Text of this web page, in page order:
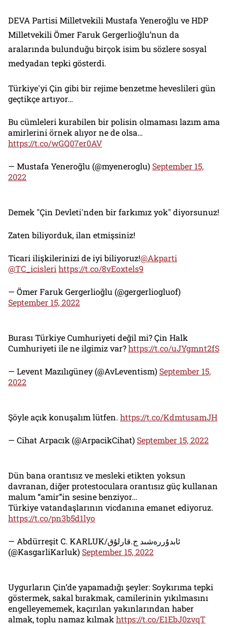
DEVA Partisi Milletvekili Mustafa Yeneroğlu ve HDP
Milletvekili Ömer Faruk Gergerlioğlu’nun da
aralarında bulunduğu birçok isim bu sözlere sosyal
medyadan tepki gösterdi.
Türkiye'yi Çin gibi bir rejime benzetme heveslileri gün
geçtikçe artıyor…
Bu cümleleri kurabilen bir polisin olmaması lazım ama
amirlerini örnek alıyor ne de olsa…
https://t.co/wGQ07er0AV
— Mustafa Yeneroğlu (@myeneroglu) September 15,
2022
Demek "Çin Devleti'nden bir farkımız yok" diyorsunuz!
Zaten biliyorduk, ilan etmişsiniz!
Ticari ilişkilerinizi de iyi biliyoruz!@Akparti
@TC_icisleri https://t.co/8vEoxtels9
— Ömer Faruk Gergerlioğlu (@gergerliogluof)
September 15, 2022
Burası Türkiye Cumhuriyeti değil mi? Çin Halk
Cumhuriyeti ile ne ilgimiz var?https://t.co/uJYgmnt2fS
— Levent Mazılıgüney (@AvLeventism) September 15,
2022
Şöyle açık konuşalım lütfen. https://t.co/KdmtusamJH
— Cihat Arpacık (@ArpacikCihat) September 15, 2022
Dün bana orantısız ve mesleki etikten yoksun
davranan, diğer protestoculara orantısız güç kullanan
malum “amir”in sesine benziyor…
Türkiye vatandaşlarının vicdanına emanet ediyoruz.
https://t.co/pn3b5d1lyo
— Abdürreşit C. KARLUK/ئابدۇررەشىد ج.قارلۇق
(@KasgarliKarluk) September 15, 2022
Uygurların Çin’de yapamadığı şeyler: Soykırıma tepki
göstermek, sakal bırakmak, camilerinin yıkılmasını
engelleyememek, kaçırılan yakınlarından haber
almak, toplu namaz kılmak https://t.co/E1EbJ0zvqT